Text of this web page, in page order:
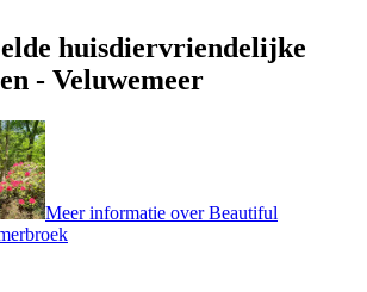
huisdiervriendelijke
- Veluwemeer
Meer informatie over Beautiful